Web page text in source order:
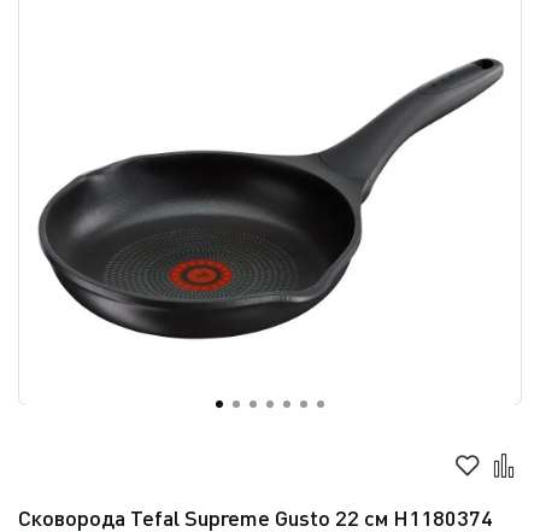
Сковорода Tefal Supreme Gusto 22 см H1180374